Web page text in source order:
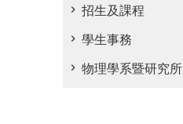
招生及課程
學生事務
物理學系暨研究所